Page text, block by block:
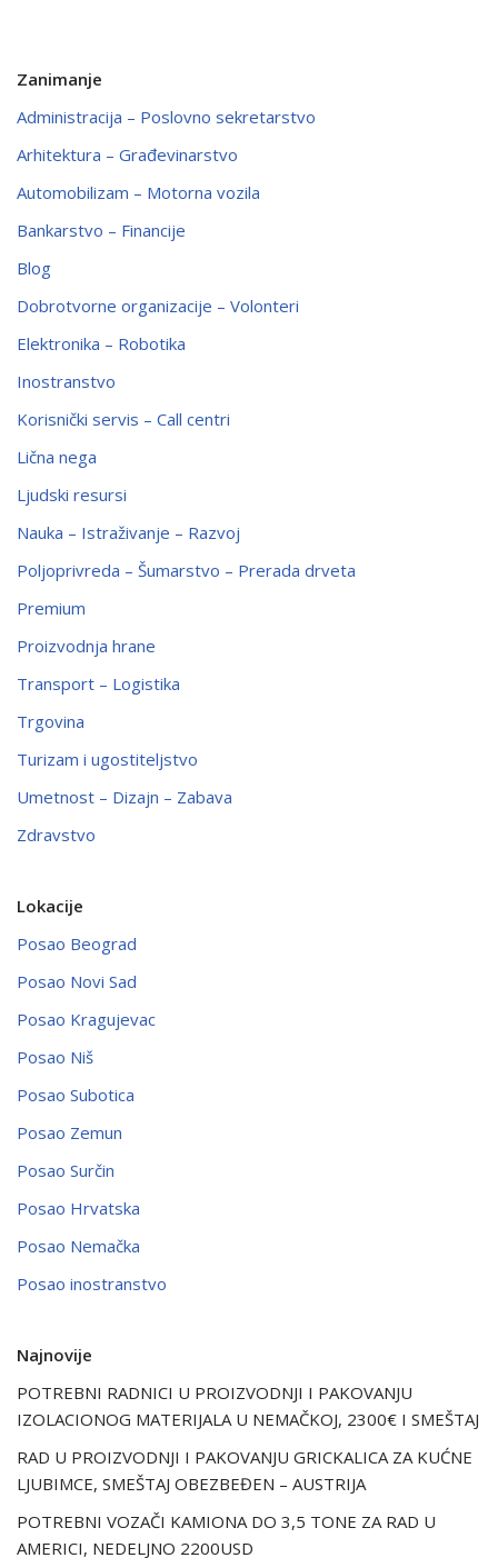
Zanimanje
Administracija – Poslovno sekretarstvo
Arhitektura – Građevinarstvo
Automobilizam – Motorna vozila
Bankarstvo – Financije
Blog
Dobrotvorne organizacije – Volonteri
Elektronika – Robotika
Inostranstvo
Korisnički servis – Call centri
Lična nega
Ljudski resursi
Nauka – Istraživanje – Razvoj
Poljoprivreda – Šumarstvo – Prerada drveta
Premium
Proizvodnja hrane
Transport – Logistika
Trgovina
Turizam i ugostiteljstvo
Umetnost – Dizajn – Zabava
Zdravstvo
Lokacije
Posao Beograd
Posao Novi Sad
Posao Kragujevac
Posao Niš
Posao Subotica
Posao Zemun
Posao Surčin
Posao Hrvatska
Posao Nemačka
Posao inostranstvo
Najnovije
POTREBNI RADNICI U PROIZVODNJI I PAKOVANJU
IZOLACIONOG MATERIJALA U NEMAČKOJ, 2300€ I SMEŠTAJ
RAD U PROIZVODNJI I PAKOVANJU GRICKALICA ZA KUĆNE
LJUBIMCE, SMEŠTAJ OBEZBEĐEN – AUSTRIJA
POTREBNI VOZAČI KAMIONA DO 3,5 TONE ZA RAD U
AMERICI, NEDELJNO 2200USD